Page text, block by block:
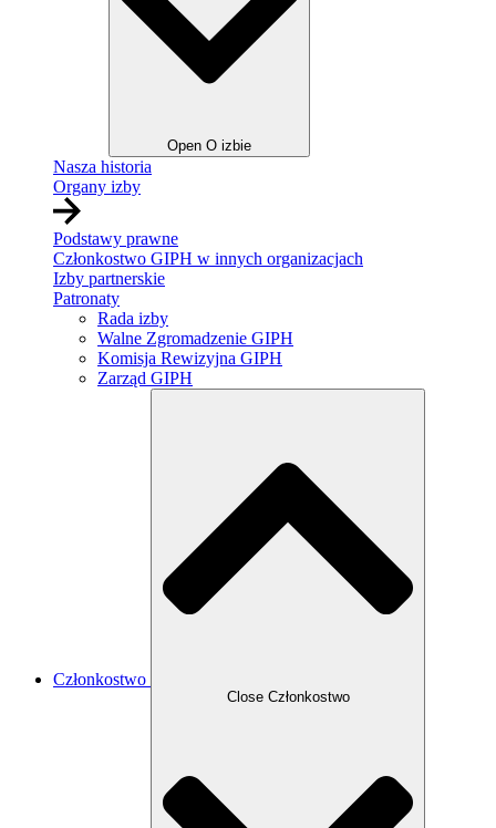
Open O izbie
Nasza historia
Organy izby
Podstawy prawne
Członkostwo GIPH w innych organizacjach
Izby partnerskie
Patronaty
Rada izby
Walne Zgromadzenie GIPH
Komisja Rewizyjna GIPH
Zarząd GIPH
Członkostwo
Close Członkostwo